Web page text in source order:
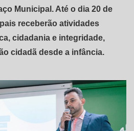
Municipal. Até o dia 20 de
receberão atividades
cidadania e integridade,
cidadã desde a infância.